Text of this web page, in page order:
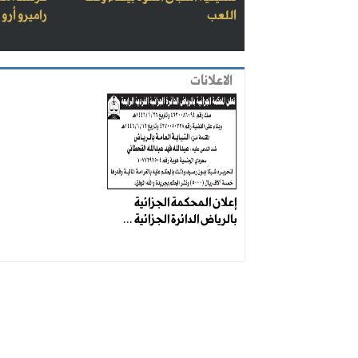
اللعب
راميرو أرو
الاعلانات
إعلان المحكمة الجزائية
بالرياض الدائرة الجزائية ...